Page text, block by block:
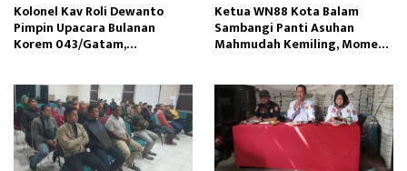
Kolonel Kav Roli Dewanto
Pimpin Upacara Bulanan
Korem 043/Gatam,
Ketua WN88 Kota Balam
Sambangi Panti Asuhan
Mahmudah Kemiling, Momen